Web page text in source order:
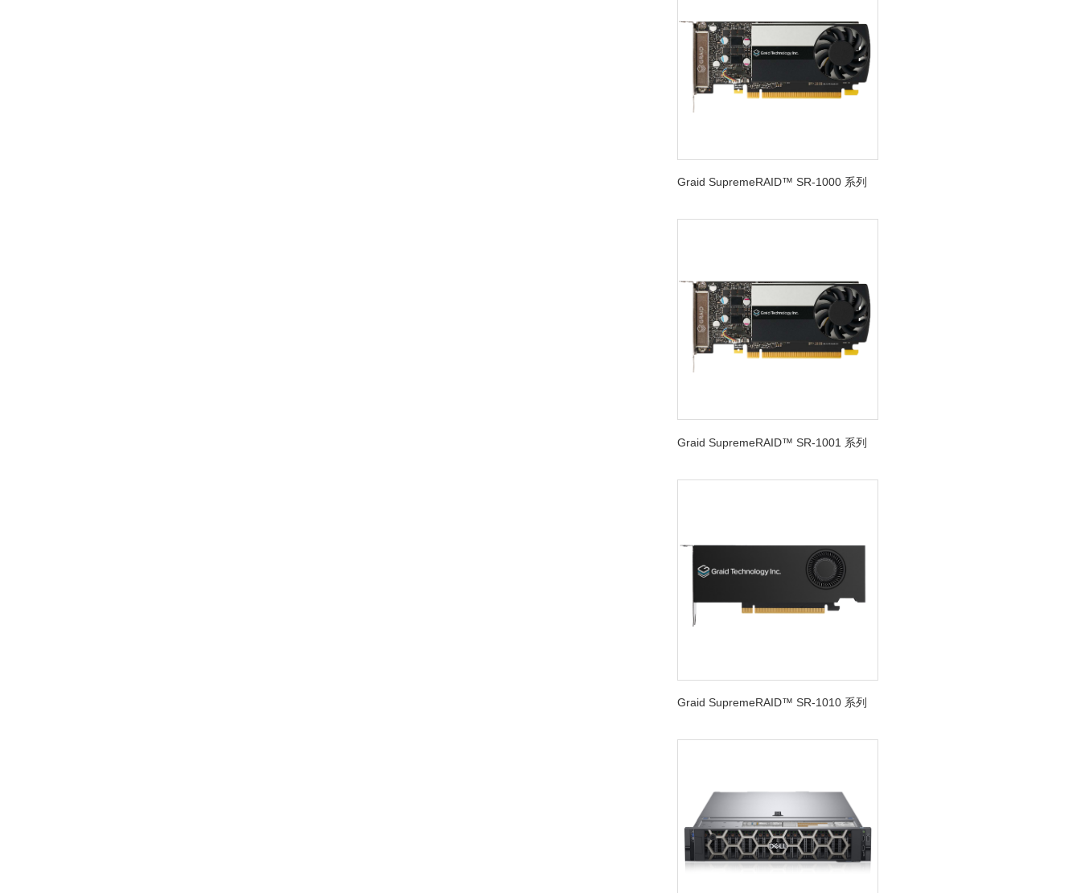
Graid SupremeRAID™ SR-1000 系列
Graid SupremeRAID™ SR-1001 系列
Graid SupremeRAID™ SR-1010 系列